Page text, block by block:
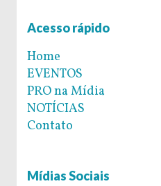
Acesso rápido
Home
EVENTOS
PRO na Mídia
NOTÍCIAS
Contato
Mídias Sociais